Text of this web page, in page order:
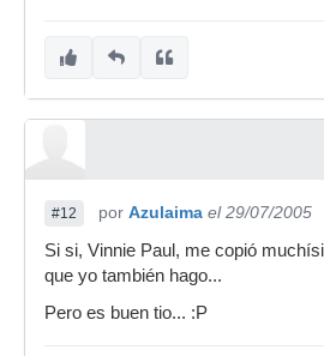
#12 por Azulaima el 29/07/2005
Si si, Vinnie Paul, me copió
que yo también hago...
Pero es buen tio... :P